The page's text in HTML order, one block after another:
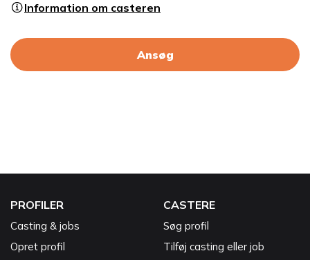
Information om casteren
Ansøg
PROFILER
Casting & jobs
Opret profil
CASTERE
Søg profil
Tilføj casting eller job